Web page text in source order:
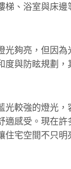
、浴室與床
夠亮，但因
與防眩規劃
較強的燈光
感受。現在
宅空間不只